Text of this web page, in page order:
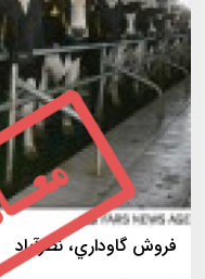
فروش گاوداري‏‏، نظرآباد